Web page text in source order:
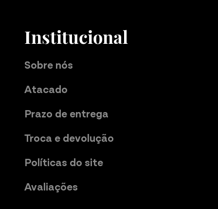
Institucional
Sobre nós
Atacado
Prazo de entrega
Troca e devolução
Políticas do site
Avaliações